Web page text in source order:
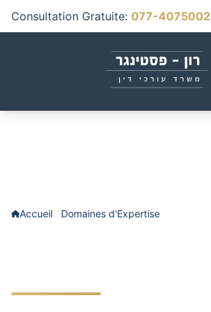
Consultation Gratuite: 077-4075002
Accueil Domaines d'Expertise